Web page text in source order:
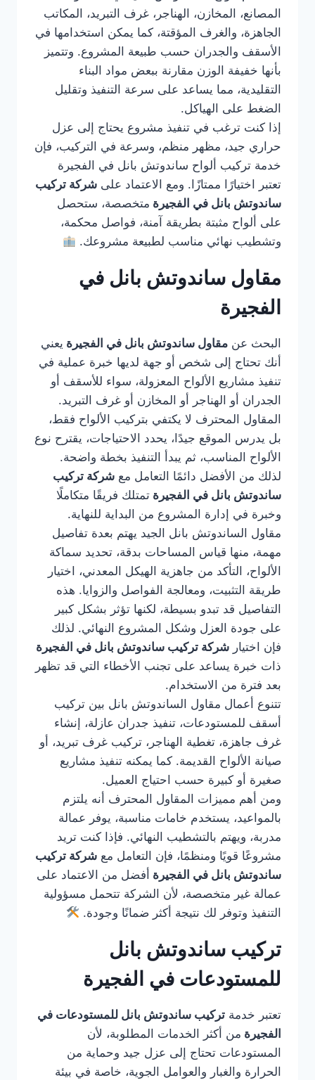
المصانع، المخازن، الهناجر، غرف التبريد، المكاتب
الجاهزة، والغرف المؤقتة، كما يمكن استخدامها في
الأسقف والجدران حسب طبيعة المشروع. وتتميز
بأنها خفيفة الوزن مقارنة ببعض مواد البناء
التقليدية، مما يساعد على سرعة التنفيذ وتقليل
الضغط على الهياكل.
إذا كنت ترغب في تنفيذ مشروع يحتاج إلى عزل
حراري جيد، مظهر منظم، وسرعة في التركيب، فإن
خدمة تركيب ألواح ساندوتش بانل في الفجيرة
تعتبر اختيارًا ممتازًا. ومع الاعتماد على شركة تركيب
ساندوتش بانل في الفجيرة متخصصة، ستحصل
على ألواح مثبتة بطريقة آمنة، فواصل محكمة،
وتشطيب نهائي مناسب لطبيعة مشروعك.
مقاول ساندوتش بانل في
الفجيرة
البحث عن مقاول ساندوتش بانل في الفجيرة يعني
أنك تحتاج إلى شخص أو جهة لديها خبرة عملية في
تنفيذ مشاريع الألواح المعزولة، سواء للأسقف أو
الجدران أو الهناجر أو المخازن أو غرف التبريد.
المقاول المحترف لا يكتفي بتركيب الألواح فقط،
بل يدرس الموقع جيدًا، يحدد الاحتياجات، يقترح نوع
الألواح المناسب، ثم يبدأ التنفيذ بخطة واضحة.
لذلك من الأفضل دائمًا التعامل مع شركة تركيب
ساندوتش بانل في الفجيرة تمتلك فريقًا متكاملًا
وخبرة في إدارة المشروع من البداية للنهاية.
مقاول الساندوتش بانل الجيد يهتم بعدة تفاصيل
مهمة، منها قياس المساحات بدقة، تحديد سماكة
الألواح، التأكد من جاهزية الهيكل المعدني، اختيار
طريقة التثبيت، ومعالجة الفواصل والزوايا. هذه
التفاصيل قد تبدو بسيطة، لكنها تؤثر بشكل كبير
على جودة العزل وشكل المشروع النهائي. لذلك
فإن اختيار شركة تركيب ساندوتش بانل في الفجيرة
ذات خبرة يساعد على تجنب الأخطاء التي قد تظهر
بعد فترة من الاستخدام.
تتنوع أعمال مقاول الساندوتش بانل بين تركيب
أسقف للمستودعات، تنفيذ جدران عازلة، إنشاء
غرف جاهزة، تغطية الهناجر، تركيب غرف تبريد، أو
صيانة الألواح القديمة. كما يمكنه تنفيذ مشاريع
صغيرة أو كبيرة حسب احتياج العميل.
ومن أهم مميزات المقاول المحترف أنه يلتزم
بالمواعيد، يستخدم خامات مناسبة، يوفر عمالة
مدربة، ويهتم بالتشطيب النهائي. فإذا كنت تريد
مشروعًا قويًا ومنظمًا، فإن التعامل مع شركة تركيب
ساندوتش بانل في الفجيرة أفضل من الاعتماد على
عمالة غير متخصصة، لأن الشركة تتحمل مسؤولية
التنفيذ وتوفر لك نتيجة أكثر ضمانًا وجودة.
تركيب ساندوتش بانل
للمستودعات في الفجيرة
تعتبر خدمة تركيب ساندوتش بانل للمستودعات في
الفجيرة من أكثر الخدمات المطلوبة، لأن
المستودعات تحتاج إلى عزل جيد وحماية من
الحرارة والغبار والعوامل الجوية، خاصة في بيئة